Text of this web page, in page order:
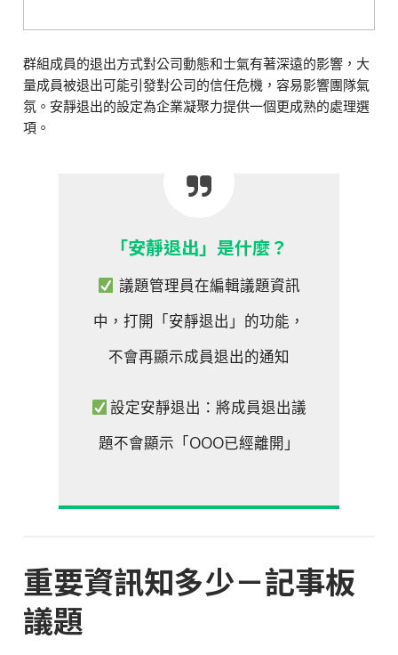
群組成員的退出方式對公司動態和士氣有著深遠的影響，大
量成員被退出可能引發對公司的信任危機，容易影響團隊氣
氛。安靜退出的設定為企業凝聚力提供一個更成熟的處理選
項。
「安靜退出」是什麼？
議題管理員在編輯議題資訊
中，打開「安靜退出」的功能，
不會再顯示成員退出的通知
設定安靜退出：將成員退出議
題不會顯示「OOO已經離開」
重要資訊知多少－記事板
議題